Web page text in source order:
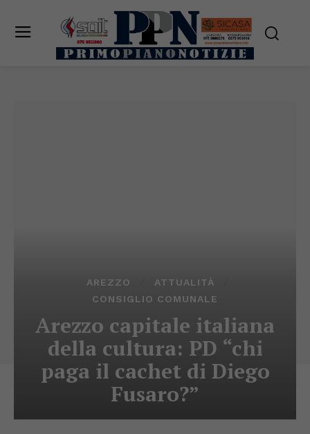
AREZZO
ATTUALITÀ
CONSIGLIO COMUNALE
Arezzo capitale italiana
della cultura: PD “chi
paga il cachet di Diego
Fusaro?”